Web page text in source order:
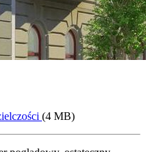
(4 MB)